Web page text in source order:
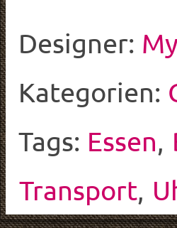
Designer:
Kategorien:
Tags: Essen,
Transport,